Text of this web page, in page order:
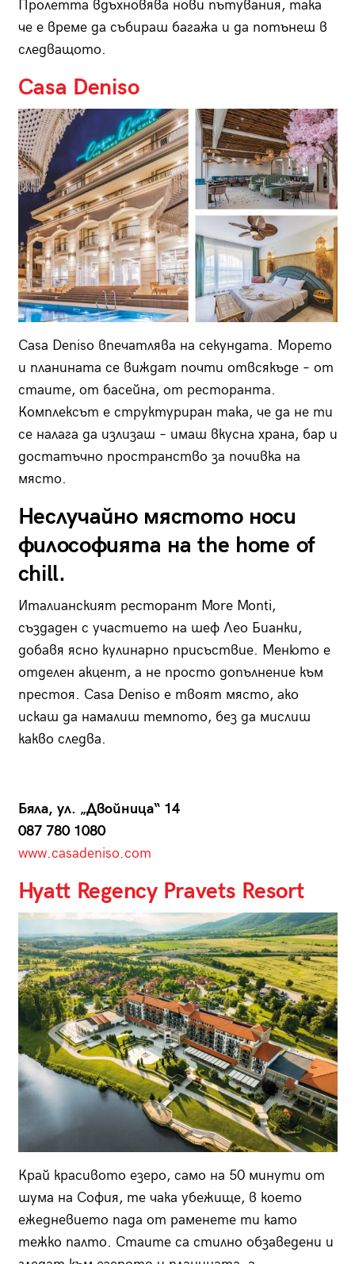
Пролетта вдъхновява нови пътувания, така
че е време да събираш багажа и да потънеш в
следващото.
Casa Deniso
Casa Deniso впечатлява на секундата. Морето
и планината се виждат почти отвсякъде – от
стаите, от басейна, от ресторанта.
Комплексът е структуриран така, че да не ти
се налага да излизаш – имаш вкусна храна, бар и
достатъчно пространство за почивка на
място.
Неслучайно мястото носи
философията на the home of
chill.
Италианският ресторант More Monti,
създаден с участието на шеф Лео Бианки,
добавя ясно кулинарно присъствие. Менюто е
отделен акцент, а не просто допълнение към
престоя. Casa Deniso е твоят място, ако
искаш да намалиш темпото, без да мислиш
какво следва.
Бяла, ул. „Двойница“ 14
087 780 1080
www.casadeniso.com
Hyatt Regency Pravets Resort
Край красивото езеро, само на 50 минути от
шума на София, те чака убежище, в което
ежедневието пада от раменете ти като
тежко палто. Стаите са стилно обзаведени и